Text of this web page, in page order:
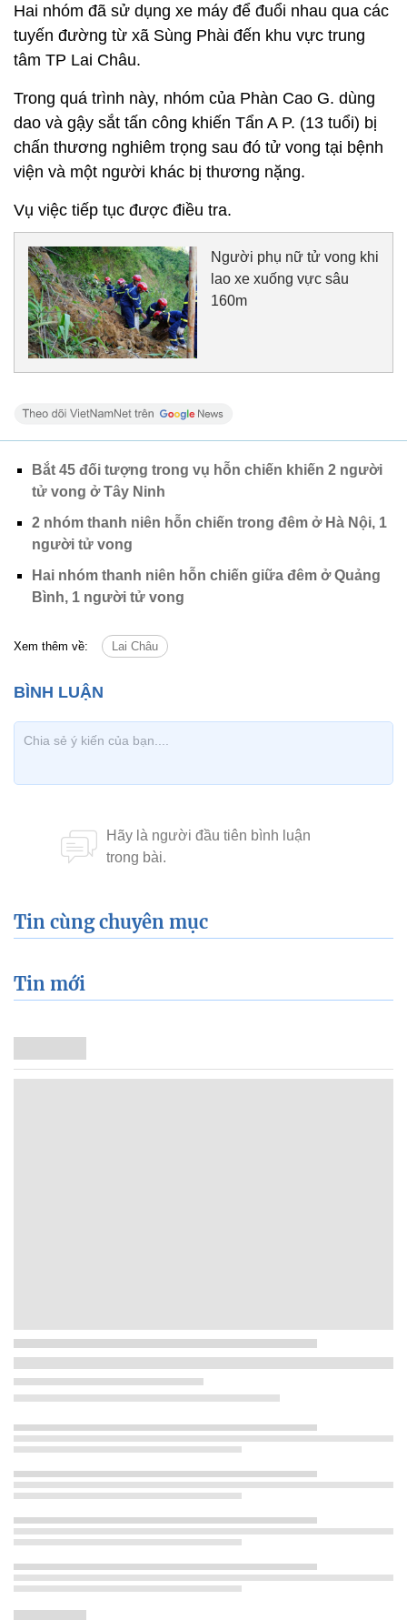
Hai nhóm đã sử dụng xe máy để đuổi nhau qua các
tuyến đường từ xã Sùng Phài đến khu vực trung
tâm TP Lai Châu.
Trong quá trình này, nhóm của Phàn Cao G. dùng
dao và gậy sắt tấn công khiến Tẩn A P. (13 tuổi) bị
chấn thương nghiêm trọng sau đó tử vong tại bệnh
viện và một người khác bị thương nặng.
Vụ việc tiếp tục được điều tra.
Người phụ nữ tử vong khi
lao xe xuống vực sâu
160m
Bắt 45 đối tượng trong vụ hỗn chiến khiến 2 người
tử vong ở Tây Ninh
2 nhóm thanh niên hỗn chiến trong đêm ở Hà Nội, 1
người tử vong
Hai nhóm thanh niên hỗn chiến giữa đêm ở Quảng
Bình, 1 người tử vong
Xem thêm về: Lai Châu
Tin cùng chuyên mục
Tin mới